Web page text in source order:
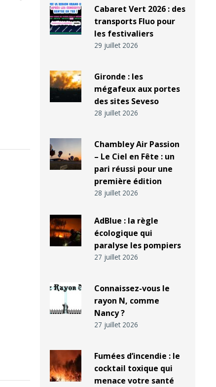
Cabaret Vert 2026 : des
transports Fluo pour
les festivaliers
29 juillet 2026
Gironde : les
mégafeux aux portes
des sites Seveso
28 juillet 2026
Chambley Air Passion
– Le Ciel en Fête : un
pari réussi pour une
première édition
28 juillet 2026
AdBlue : la règle
écologique qui
paralyse les pompiers
27 juillet 2026
Connaissez-vous le
rayon N, comme
Nancy ?
27 juillet 2026
Fumées d’incendie : le
cocktail toxique qui
menace votre santé